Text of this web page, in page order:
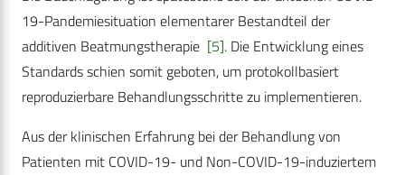
19-Pandemiesituation elementarer Bestandteil der
additiven Beatmungstherapie [5]. Die Entwicklung eines
Standards schien somit geboten, um protokollbasiert
reproduzierbare Behandlungsschritte zu implementieren.
Aus der klinischen Erfahrung bei der Behandlung von
Patienten mit COVID-19- und Non-COVID-19-induziertem